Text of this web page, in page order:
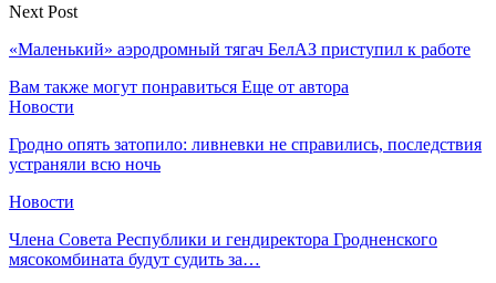
Next Post
«Маленький» аэродромный тягач БелАЗ приступил к работе
Вам также могут понравиться Еще от автора
Новости
Гродно опять затопило: ливневки не справились, последствия
устраняли всю ночь
Новости
Члена Совета Республики и гендиректора Гродненского
мясокомбината будут судить за…